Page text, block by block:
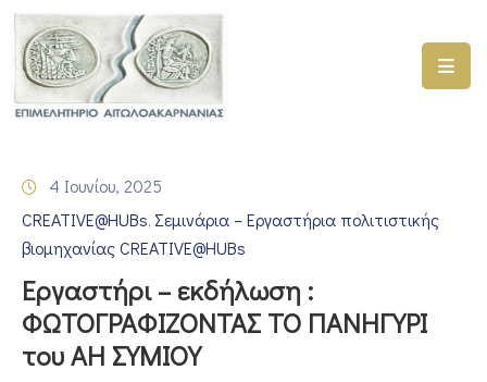
ΑΡΧΙΚΗ
ΓΕΜΗ
–
ΥΜΣ
ΠΡΟΓΡΑΜΜΑΤΑ
ΕΠΙΜΕΛΗΤΗΡΙΟΥ
ΣΥΜΜΕΤΟΧΗ
4 Ιουνίου, 2025
CREATIVE@HUBs‚ Σεμινάρια – Εργαστήρια πολιτιστικής
βιομηχανίας CREATIVE@HUBs
Εργαστήρι – εκδήλωση :
ΦΩΤΟΓΡΑΦΙΖΟΝΤΑΣ ΤΟ ΠΑΝΗΓΥΡΙ
του ΑΗ ΣΥΜΙΟΥ